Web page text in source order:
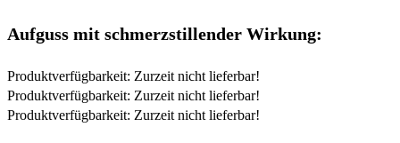
Aufguss mit schmerzstillender Wirkung:
Produktverfügbarkeit: Zurzeit nicht lieferbar!
Produktverfügbarkeit: Zurzeit nicht lieferbar!
Produktverfügbarkeit: Zurzeit nicht lieferbar!